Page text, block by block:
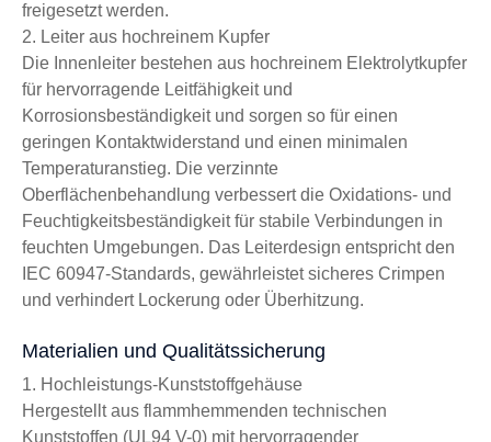
freigesetzt werden.
2. Leiter aus hochreinem Kupfer
Die Innenleiter bestehen aus hochreinem Elektrolytkupfer
für hervorragende Leitfähigkeit und
Korrosionsbeständigkeit und sorgen so für einen
geringen Kontaktwiderstand und einen minimalen
Temperaturanstieg. Die verzinnte
Oberflächenbehandlung verbessert die Oxidations- und
Feuchtigkeitsbeständigkeit für stabile Verbindungen in
feuchten Umgebungen. Das Leiterdesign entspricht den
IEC 60947-Standards, gewährleistet sicheres Crimpen
und verhindert Lockerung oder Überhitzung.
Materialien und Qualitätssicherung
1. Hochleistungs-Kunststoffgehäuse
Hergestellt aus flammhemmenden technischen
Kunststoffen (UL94 V-0) mit hervorragender